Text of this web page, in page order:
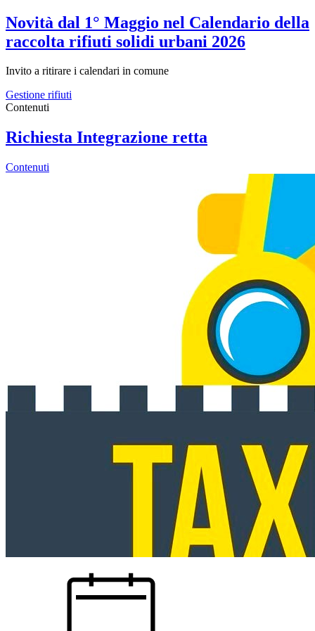
Novità dal 1° Maggio nel Calendario della
raccolta rifiuti solidi urbani 2026
Invito a ritirare i calendari in comune
Gestione rifiuti
Contenuti
Richiesta Integrazione retta
Contenuti